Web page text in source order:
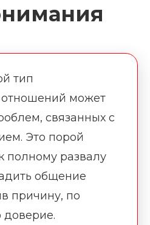
тип
может
связанных с
Это порой
полному развалу
общение
причину, по
доверие.